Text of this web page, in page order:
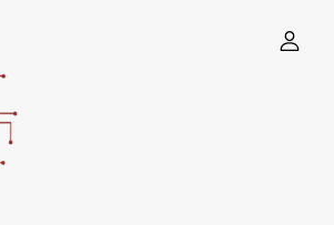
×
in to save products in your wish list.